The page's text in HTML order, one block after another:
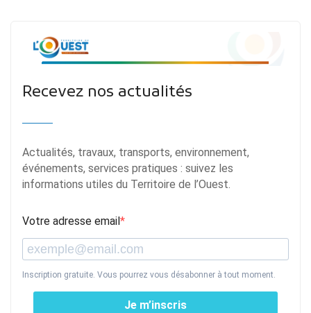
Recevez nos actualités
Actualités, travaux, transports, environnement,
événements, services pratiques : suivez les
informations utiles du Territoire de l’Ouest.
Votre adresse email
Inscription gratuite. Vous pourrez vous désabonner à tout moment.
Je m’inscris